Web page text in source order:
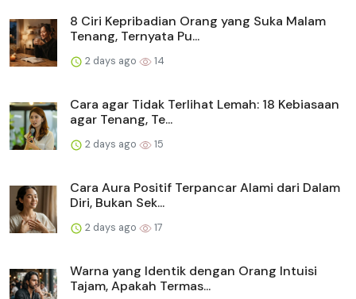
8 Ciri Kepribadian Orang yang Suka Malam
Tenang, Ternyata Pu...
2 days ago 14
Cara agar Tidak Terlihat Lemah: 18 Kebiasaan
agar Tenang, Te...
2 days ago 15
Cara Aura Positif Terpancar Alami dari Dalam
Diri, Bukan Sek...
2 days ago 17
Warna yang Identik dengan Orang Intuisi
Tajam, Apakah Termas...